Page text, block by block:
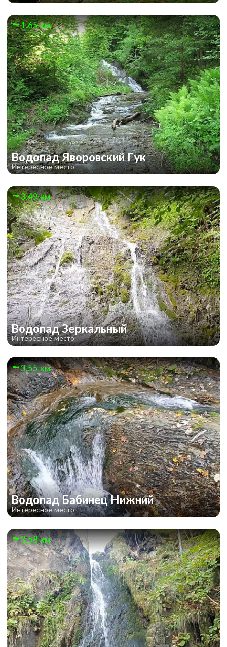
1.65 км
Водопад Яворовский Гук
Интересное место
3.49 км
Водопад Зеркальный
Интересное место
3.55 км
Водопад Бабинец Нижний
Интересное место
3.58 км